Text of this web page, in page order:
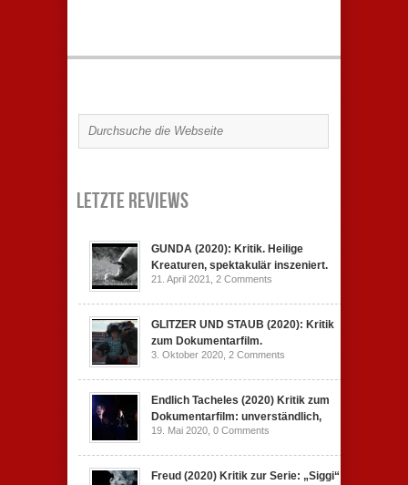
Letzte Reviews
GUNDA (2020): Kritik. Heilige
Kreaturen, spektakulär inszeniert.
21. April 2021, 2 Comments
GLITZER UND STAUB (2020): Kritik
zum Dokumentarfilm.
3. Oktober 2020, 2 Comments
Endlich Tacheles (2020) Kritik zum
Dokumentarfilm: unverständlich,
19. Mai 2020, 0 Comments
Freud (2020) Kritik zur Serie: „Siggi“